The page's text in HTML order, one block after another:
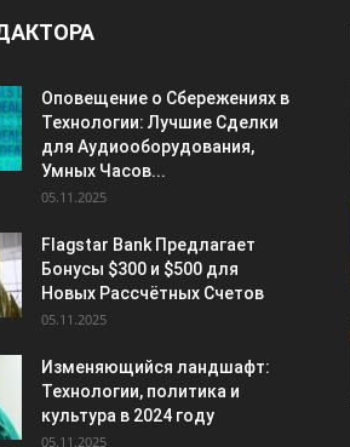
Оповещение о Сбережениях в
Технологии: Лучшие Сделки
для Аудиооборудования,
Умных Часов...
05.11.2025
Flagstar Bank Предлагает
Бонусы $300 и $500 для
Новых Рассчётных Счетов
05.11.2025
Изменяющийся ландшафт:
Технологии, политика и
культура в 2024 году
05.11.2025